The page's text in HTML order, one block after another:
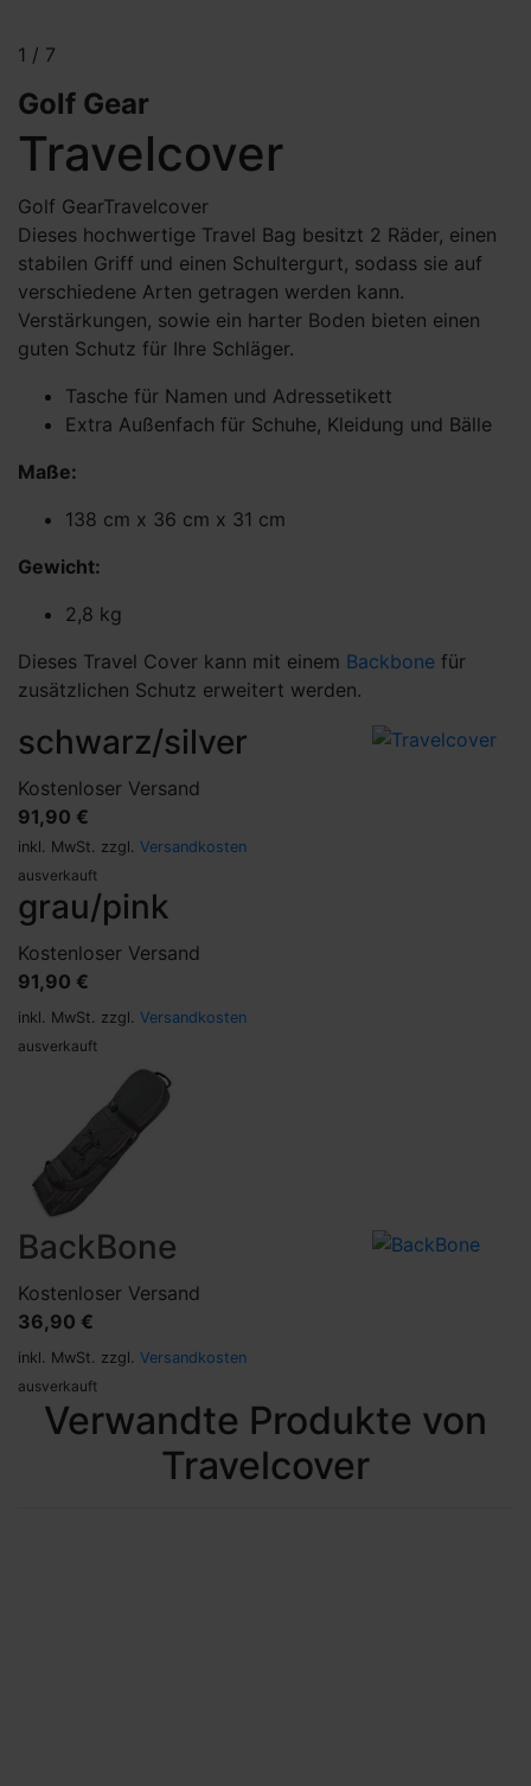
1 / 7
Golf Gear
Travelcover
Golf GearTravelcover
Dieses hochwertige Travel Bag besitzt 2 Räder, einen
stabilen Griff und einen Schultergurt, sodass sie auf
verschiedene Arten getragen werden kann.
Verstärkungen, sowie ein harter Boden bieten einen
guten Schutz für Ihre Schläger.
Tasche für Namen und Adressetikett
Extra Außenfach für Schuhe, Kleidung und Bälle
Maße:
138 cm x 36 cm x 31 cm
Gewicht:
2,8 kg
Dieses Travel Cover kann mit einem Backbone für
zusätzlichen Schutz erweitert werden.
schwarz/silver
Kostenloser Versand
91,90 €
inkl. MwSt. zzgl. Versandkosten
ausverkauft
grau/pink
Kostenloser Versand
91,90 €
inkl. MwSt. zzgl. Versandkosten
ausverkauft
BackBone
Kostenloser Versand
36,90 €
inkl. MwSt. zzgl. Versandkosten
ausverkauft
Verwandte Produkte von
Travelcover